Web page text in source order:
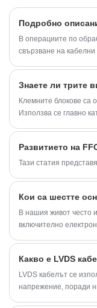
В операциите по
свързване на кабелни
този вид оборудване
Всъщност това е
фиксиран,
Знаете ли трите
Клемните блокове са
Използва се главно
на сигнала и
Развитието на
Тази статия
В нашия живот често
включително
Какво е LVDS
LVDS кабелът се
напрежение, поради